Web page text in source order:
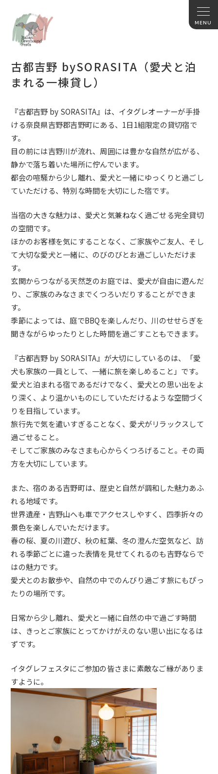
古都吉野 bySORASITA（愛犬と泊
まれる一棟貸し）
『古都吉野 by SORASITA』は、イタグレオーナーが手掛
ける奈良県吉野郡吉野町にある、1日1組限定の貸切宿で
す。
目の前には吉野川が流れ、周囲には豊かな自然が広がる、
静かで落ち着いた場所に佇んでいます。
都会の喧騒から少し離れ、愛犬と一緒にゆっくりと過ごし
ていただける、特別な時間を大切にした宿です。
当宿の大きな魅力は、愛犬と気兼ねなく過ごせる完全貸切
の空間です。
ほかのお客様を気にすることなく、ご家族やご友人、そし
て大切な愛犬と一緒に、のびのびとお過ごしいただけま
す。
玄関からつながる天然芝のお庭では、愛犬が自由に遊んだ
り、ご家族のみなさまでくつろいだりすることができま
す。
季節によっては、庭でBBQを楽しんだり、川のせせらぎを
聞きながらゆったりとした時間を過ごすこともできます。
『古都吉野 by SORASITA』が大切にしているのは、「愛
犬も家族の一員として、一緒に旅を楽しめること」です。
愛犬と泊まれる宿であるだけでなく、愛犬との思い出をよ
り深く、より温かいものにしていただけるような空間づく
りを目指しています。
旅行先で気を遣いすぎることなく、愛犬がリラックスして
過ごせること。
そしてご家族のみなさまも心からくつろげること。その両
方を大切にしています。
また、宿のある吉野町は、歴史と自然が調和した魅力あふ
れる地域です。
世界遺産・吉野山へも車でアクセスしやすく、四季折々の
景色を楽しんでいただけます。
春の桜、夏の川遊び、秋の紅葉、冬の澄んだ空気など、訪
れる季節ごとに違った表情を見せてくれるのも吉野ならで
はの魅力です。
愛犬とのお散歩や、自然の中でのんびり過ごす旅にもぴっ
たりの場所です。
日常から少し離れ、愛犬と一緒に自然の中で過ごす時間
は、きっとご家族にとってかけがえのない思い出になるは
ずです。
イタグレフェスタにご参加の皆さまに素敵なご縁がありま
すように。